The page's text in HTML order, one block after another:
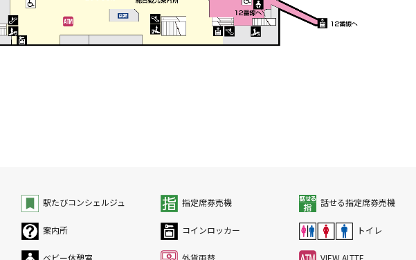
駅たびコンシェルジュ 指定席券売機 話せる指定席券売機
案内所 コインロッカー トイレ
ベビー休憩室 外貨両替 VIEW ALTTE